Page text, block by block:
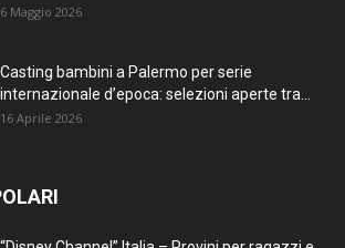
6 Maggio 2026
Casting bambini a Palermo per serie
internazionale d’epoca: selezioni aperte tra...
16 Aprile 2026